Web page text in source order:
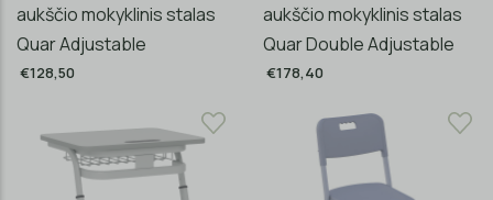
aukščio mokyklinis stalas
Quar Adjustable
€128,50
aukščio mokyklinis stalas
Quar Double Adjustable
€178,40